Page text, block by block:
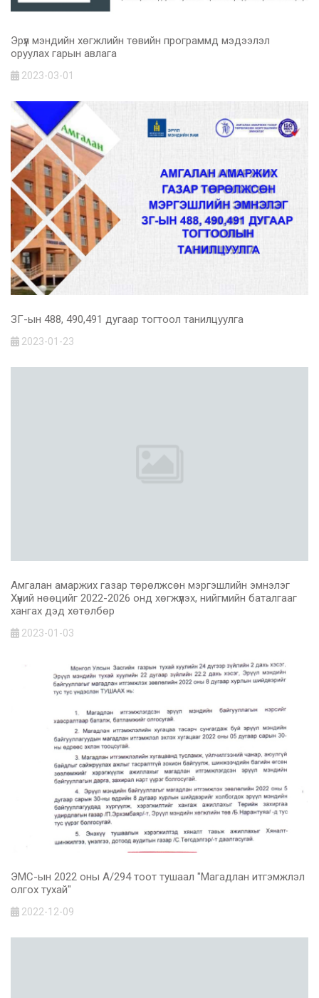
Эрүүл мэндийн хөгжлийн төвийн программд мэдээлэл
оруулах гарын авлага
2023-03-01
ЗГ-ын 488, 490,491 дугаар тогтоол танилцуулга
2023-01-23
Амгалан амаржих газар төрөлжсөн мэргэшлийн эмнэлэг
Хүний нөөцийг 2022-2026 онд хөгжүүлэх, нийгмийн баталгааг
хангах дэд хөтөлбөр
2023-01-03
ЭМС-ын 2022 оны А/294 тоот тушаал "Магадлан итгэмжлэл
олгох тухай"
2022-12-09